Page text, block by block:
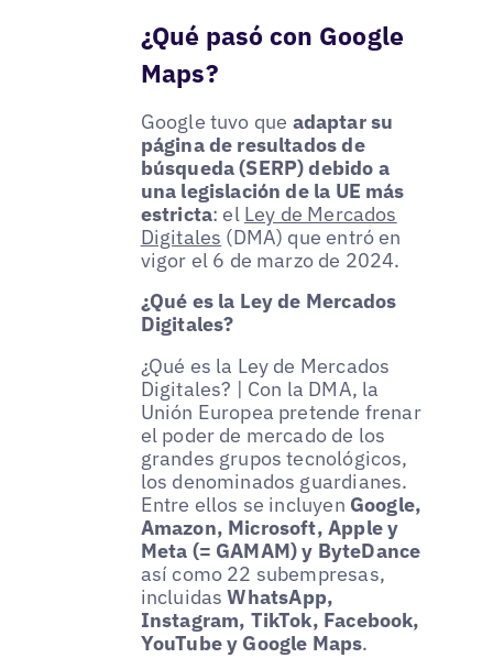
¿Qué pasó con Google
Maps?
Google tuvo que adaptar su
página de resultados de
búsqueda (SERP) debido a
una legislación de la UE más
estricta: el Ley de Mercados
Digitales (DMA) que entró en
vigor el 6 de marzo de 2024.
¿Qué es la Ley de Mercados
Digitales?
¿Qué es la Ley de Mercados
Digitales? | Con la DMA, la
Unión Europea pretende frenar
el poder de mercado de los
grandes grupos tecnológicos,
los denominados guardianes.
Entre ellos se incluyen Google,
Amazon, Microsoft, Apple y
Meta (= GAMAM) y ByteDance
así como 22 subempresas,
incluidasWhatsApp,
Instagram, TikTok, Facebook,
YouTube y Google Maps.